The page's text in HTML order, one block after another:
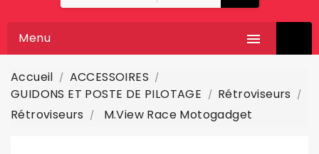

Menu
Accueil
ACCESSOIRES
GUIDONS ET POSTE DE PILOTAGE
Rétroviseurs
Rétroviseurs
M.View Race Motogadget